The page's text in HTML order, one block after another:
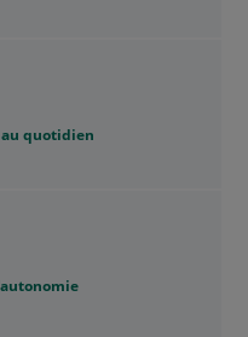
au quotidien